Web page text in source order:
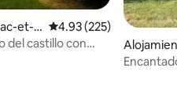
et-C Calificación promedio:
4.93 (225)
del castillo con